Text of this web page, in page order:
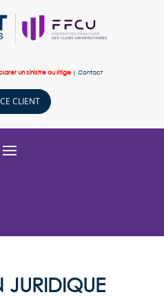
un sinistre ou litige| Contact
CLIENT
JURIDIQUE